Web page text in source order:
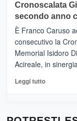
tra
sapori
vicoli
medievali
Mondello
(Palermo)
–
“E
adesso
Pasta
–
Sicilia
l’
Cronoscalata
secondo anno
È Franco Caruso
consecutivo la
Memorial Isidoro
Acireale, in
Leggi tuttoLeggi